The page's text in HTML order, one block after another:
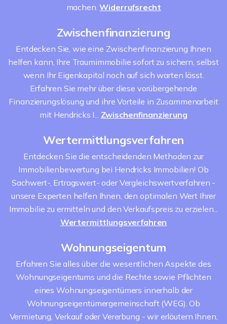
machen.Widerrufsrecht
Zwischenfinanzierung
Entdecken Sie, wie eine Zwischenfinanzierung Ihnen
helfen kann, Ihre Traumimmobilie sofort zu sichern, selbst
wenn Ihr Eigenkapital noch auf sich warten lässt.
Erfahren Sie mehr über diese vorübergehende
Finanzierungslösung und ihre Vorteile in Zusammenarbeit
mit Hendricks I... Zwischenfinanzierung
Wertermittlungsverfahren
Entdecken Sie die entscheidenden Methoden zur
Immobilienbewertung bei Hendricks Immobilien! Ob
Sachwert-, Ertragswert- oder Vergleichswertverfahren -
unsere Experten helfen Ihnen, den optimalen Wert Ihrer
Immobilie zu ermitteln und den Verkaufspreis zu erzielen...
Wertermittlungsverfahren
Wohnungseigentum
Erfahren Sie alles über die wesentlichen Aspekte des
Wohnungseigentums und die Rechte sowie Pflichten
eines Wohnungseigentümers innerhalb der
Wohnungseigentümergemeinschaft (WEG). Ob
Vermietung, Verkauf oder Vererbung - wir erläutern Ihnen,